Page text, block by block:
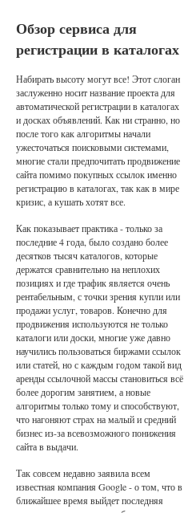
Обзор сервиса для
регистрации в каталогах
Набирать высоту могут все! Этот слоган
заслуженно носит название проекта для
автоматической регистрации в каталогах
и досках объявлений. Как ни странно, но
после того как алгоритмы начали
ужесточаться поисковыми системами,
многие стали предпочитать продвижение
сайта помимо покупных ссылок именно
регистрацию в каталогах, так как в мире
кризис, а кушать хотят все.
Как показывает практика - только за
последние 4 года, было создано более
десятков тысяч каталогов, которые
держатся сравнительно на неплохих
позициях и где трафик является очень
рентабельным, с точки зрения купли или
продажи услуг, товаров. Конечно для
продвижения используются не только
каталоги или доски, многие уже давно
научились пользоваться биржами ссылок
или статей, но с каждым годом такой вид
аренды ссылочной массы становиться всё
более дорогим занятием, а новые
алгоритмы только тому и способствуют,
что нагоняют страх на малый и средний
бизнес из-за всевозможного понижения
сайта в выдачи.
Так совсем недавно заявила всем
известная компания Google - о том, что в
ближайшее время выйдет последняя